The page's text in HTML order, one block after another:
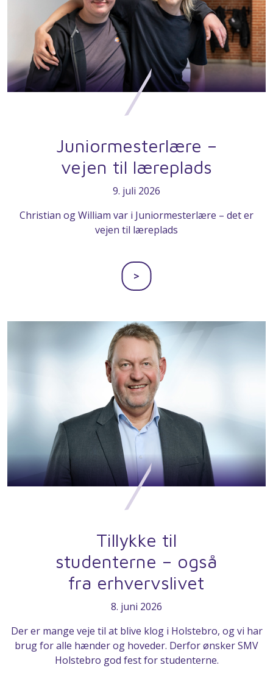
Juniormesterlære –
vejen til læreplads
9. juli 2026
Christian og William var i Juniormesterlære – det er
vejen til læreplads
>
Tillykke til
studenterne – også
fra erhvervslivet
8. juni 2026
Der er mange veje til at blive klog i Holstebro, og vi har
brug for alle hænder og hoveder. Derfor ønsker SMV
Holstebro god fest for studenterne.